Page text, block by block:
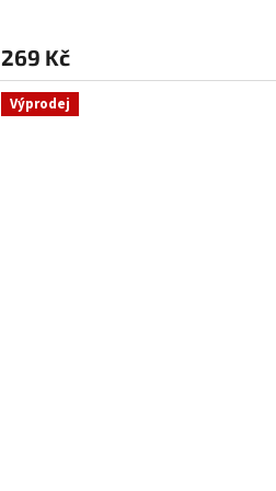
269 Kč
Výprodej